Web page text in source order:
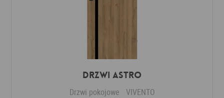
Drzwi ASTRO
Drzwi pokojowe VIVENTO